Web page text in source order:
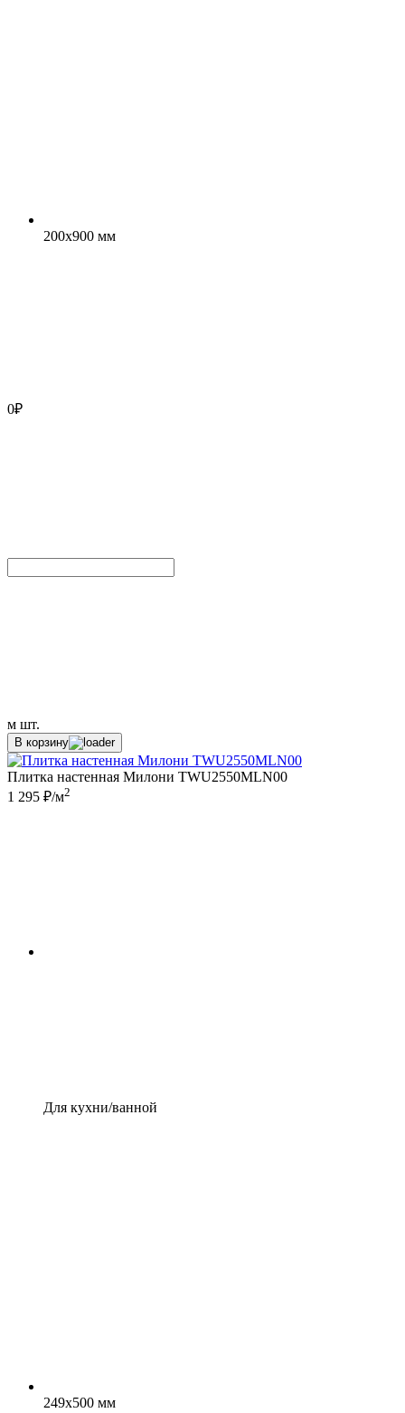
200x900 мм
0₽
м шт.
В корзину
Плитка настенная Милони TWU2550MLN00
1 295 ₽/м2
Для кухни/ванной
249x500 мм